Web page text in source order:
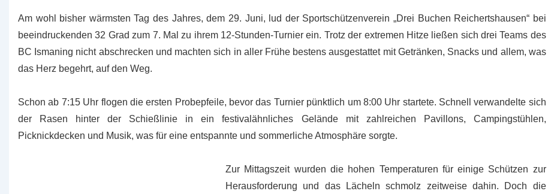
Am wohl bisher wärmsten Tag des Jahres, dem 29. Juni, lud der Sportschützenverein „Drei Buchen Reichertshausen“ bei
beeindruckenden 32 Grad zum 7. Mal zu ihrem 12-Stunden-Turnier ein. Trotz der extremen Hitze ließen sich drei Teams des
BC Ismaning nicht abschrecken und machten sich in aller Frühe bestens ausgestattet mit Getränken, Snacks und allem, was
das Herz begehrt, auf den Weg.
Schon ab 7:15 Uhr flogen die ersten Probepfeile, bevor das Turnier pünktlich um 8:00 Uhr startete. Schnell verwandelte sich
der Rasen hinter der Schießlinie in ein festivalähnliches Gelände mit zahlreichen Pavillons, Campingstühlen,
Picknickdecken und Musik, was für eine entspannte und sommerliche Atmosphäre sorgte.
Zur Mittagszeit wurden die hohen Temperaturen für einige Schützen zur
Herausforderung und das Lächeln schmolz zeitweise dahin. Doch die